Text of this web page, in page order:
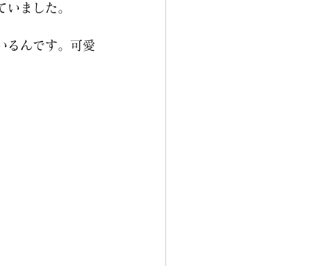
ました。
るんです。可愛